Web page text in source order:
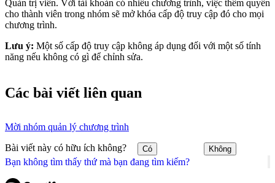
Bạn không tìm thấy thứ mà bạn đang tìm kiếm?
Quản trị viên. Với tài khoản có nhiều chương trình, việc thêm quyền
cho thành viên trong nhóm sẽ mở khóa cấp độ truy cập đó cho mọi
chương trình.
Lưu ý: Một số cấp độ truy cập không áp dụng đối với một số tính
năng nếu không có gì để chỉnh sửa.
Các bài viết liên quan
Mời nhóm quản lý chương trình
Bài viết này có hữu ích không? Có Không